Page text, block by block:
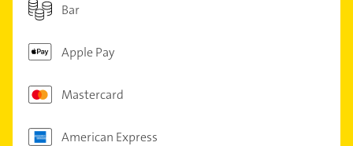
Bar
Apple Pay
Mastercard
American Express